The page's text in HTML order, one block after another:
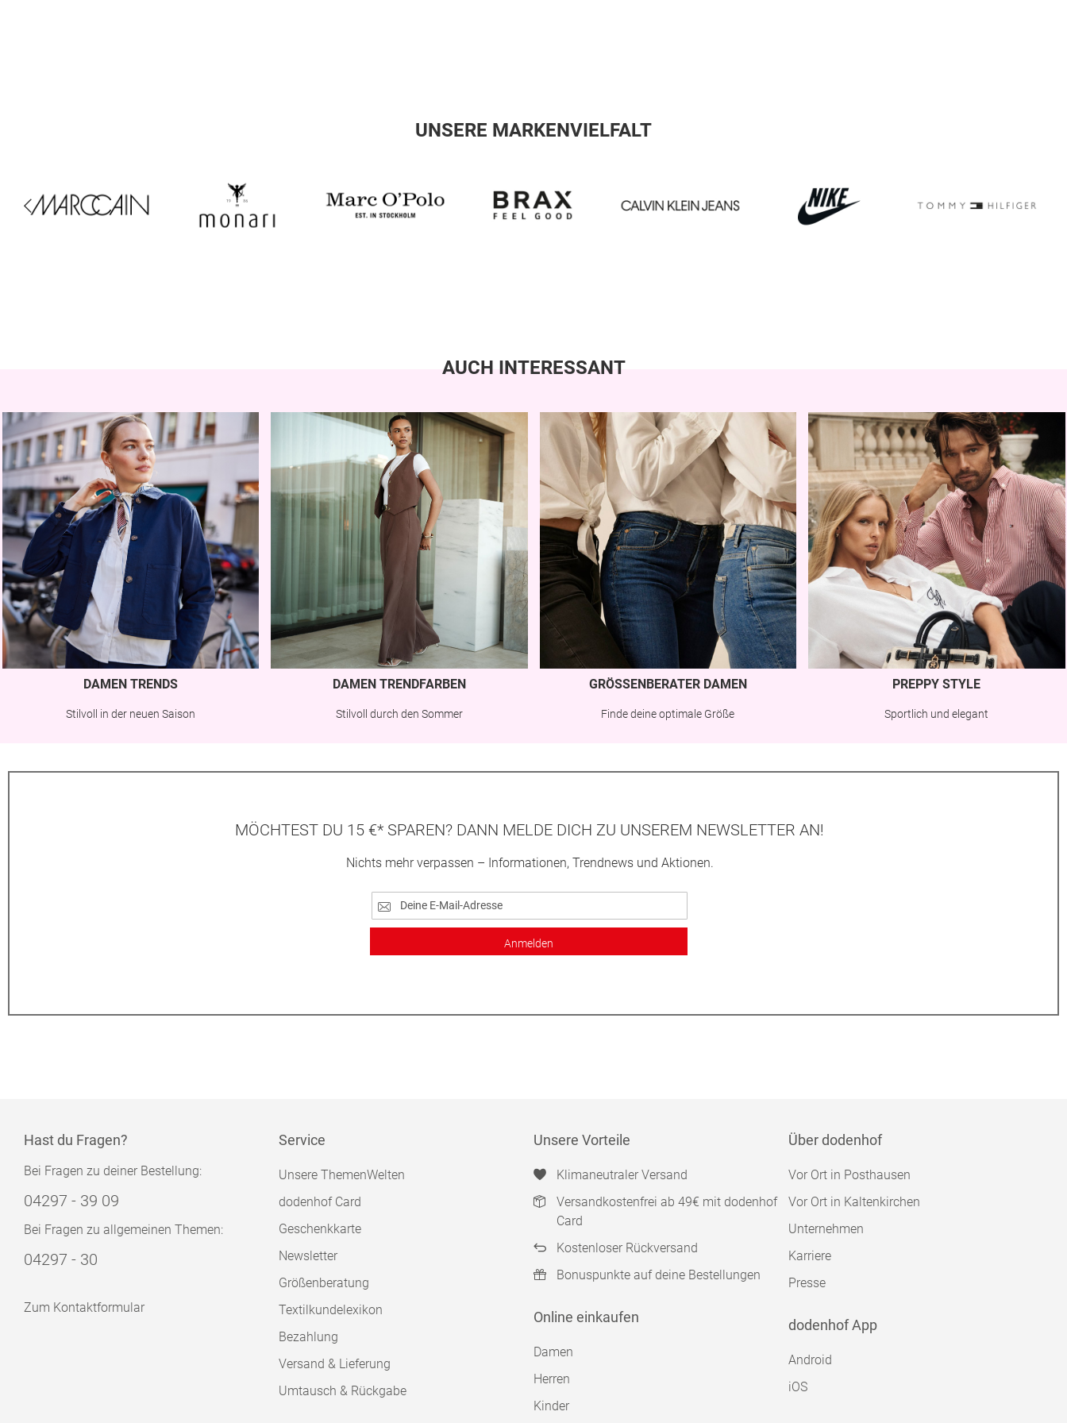
UNSERE MARKENVIELFALT
AUCH INTERESSANT
DAMEN TRENDS
Stilvoll in der neuen Saison
DAMEN TRENDFARBEN
Stilvoll durch den Sommer
GRÖSSENBERATER DAMEN
Finde deine optimale Größe
PREPPY STYLE
Sportlich und elegant
MÖCHTEST DU 15 €* SPAREN? DANN MELDE DICH ZU UNSEREM NEWSLETTER AN!
Nichts mehr verpassen – Informationen, Trendnews und Aktionen.
Anmelden
Hast du Fragen?
Bei Fragen zu deiner Bestellung:
04297 - 39 09
Bei Fragen zu allgemeinen Themen:
04297 - 30
Zum Kontaktformular
Service
Unsere ThemenWelten
dodenhof Card
Geschenkkarte
Newsletter
Größenberatung
Textilkundelexikon
Bezahlung
Versand & Lieferung
Umtausch & Rückgabe
Unsere Vorteile
Klimaneutraler Versand
Versandkostenfrei ab 49€ mit dodenhof
Card
Kostenloser Rückversand
Bonuspunkte auf deine Bestellungen
Online einkaufen
Damen
Herren
Kinder
Über dodenhof
Vor Ort in Posthausen
Vor Ort in Kaltenkirchen
Unternehmen
Karriere
Presse
dodenhof App
Android
iOS